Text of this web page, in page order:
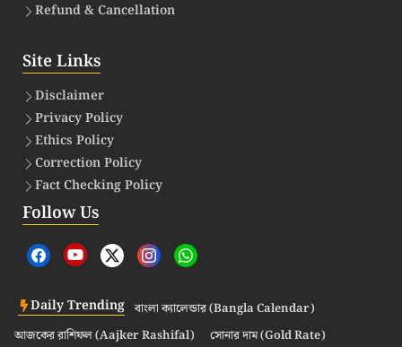
Refund & Cancellation
Site Links
Disclaimer
Privacy Policy
Ethics Policy
Correction Policy
Fact Checking Policy
Follow Us
Daily Trending বাংলা ক্যালেন্ডার (Bangla Calendar)
আজকের রাশিফল (Aajker Rashifal)
সোনার দাম (Gold Rate)